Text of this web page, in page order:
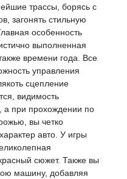
трассы, борясь с
загонять стильную
особенность
выполненная
времени года. Все
управления
сцепление
видимость
а при прохождении по
вы четко
авто. У игры
сюжет. Также вы
машину, добавляя